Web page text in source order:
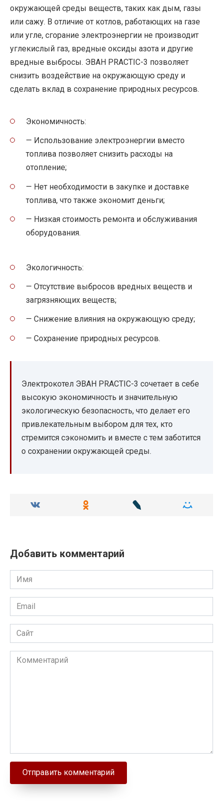
окружающей среды веществ, таких как дым, газы
или сажу. В отличие от котлов, работающих на газе
или угле, сгорание электроэнергии не производит
углекислый газ, вредные оксиды азота и другие
вредные выбросы. ЭВАН PRACTIC-3 позволяет
снизить воздействие на окружающую среду и
сделать вклад в сохранение природных ресурсов.
Экономичность:
— Использование электроэнергии вместо
топлива позволяет снизить расходы на
отопление;
— Нет необходимости в закупке и доставке
топлива, что также экономит деньги;
— Низкая стоимость ремонта и обслуживания
оборудования.
Экологичность:
— Отсутствие выбросов вредных веществ и
загрязняющих веществ;
— Снижение влияния на окружающую среду;
— Сохранение природных ресурсов.
Электрокотел ЭВАН PRACTIC-3 сочетает в себе
высокую экономичность и значительную
экологическую безопасность, что делает его
привлекательным выбором для тех, кто
стремится сэкономить и вместе с тем заботится
о сохранении окружающей среды.
Добавить комментарий
Имя
Email
Сайт
Комментарий